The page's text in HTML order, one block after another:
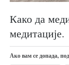
породичне
прота Воја
уместо
Како да
медитације.
Ако вам се допада,